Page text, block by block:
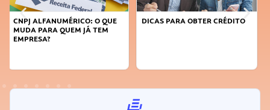
DICAS PARA OBTER CRÉDITO
FAÇA A DIFERENÇA: SEJA